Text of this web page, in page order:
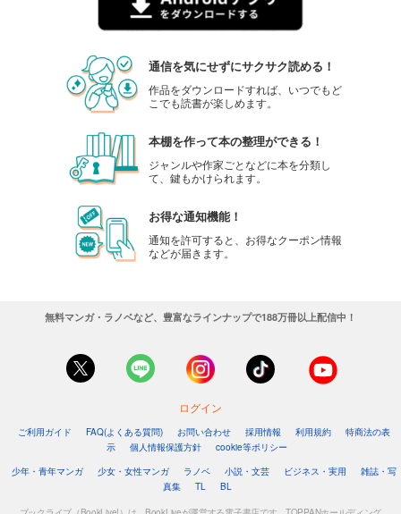
弱虫ペダル 100
693円 (税込)
あらすじを表示する
649円 (税込)
円 (税込)
9/8入荷
通信を気にせずにサクサク読める！
作品をダウンロードすれば、いつでもど
こでも読書が楽しめます。
本棚を作って本の整理ができる！
ジャンルや作家ごとなどに本を分類し
て、鍵もかけられます。
お得な通知機能！
通知を許可すると、お得なクーポン情報
などが届きます。
無料マンガ・ラノベなど、豊富なラインナップで188万冊以上配信中！
ログイン
ご利用ガイド FAQ(よくある質問) お問い合わせ 採用情報 利用規約
特商法の表
示
個人情報保護方針
cookie等ポリシー
少年・青年マンガ
少女・女性マンガ ラノベ 小説・文芸 ビジネス・実用
雑誌・写
真集
TL BL